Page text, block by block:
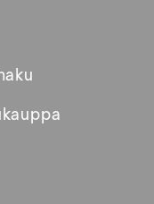
ikkunaan